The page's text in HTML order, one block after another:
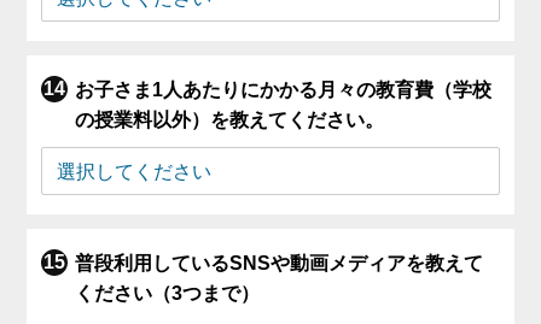
お子さま1人あたりにかかる月々の教育費（学校
の授業料以外）を教えてください。
普段利用しているSNSや動画メディアを教えて
ください（3つまで）